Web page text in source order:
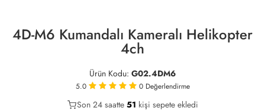
4D-M6 Kumandalı Kameralı Helikopter
4ch
Ürün Kodu: G02.4DM6
5.0 0 Değerlendirme
30
Son 24 saatte 51 kişi sepete ekledi
17